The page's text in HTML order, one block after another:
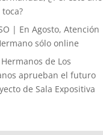
toca?
| En Agosto, Atención
sólo online
Hermanos de Los
aprueban el futuro
de Sala Expositiva